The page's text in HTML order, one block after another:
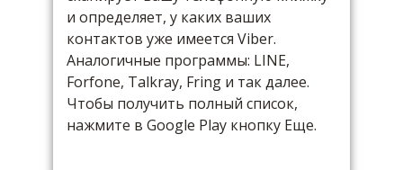
и определяет, у каких ваших
контактов уже имеется Viber.
Аналогичные программы: LINE,
Forfone, Talkray, Fring и так далее.
Чтобы получить полный список,
нажмите в Google Play кнопку Еще.